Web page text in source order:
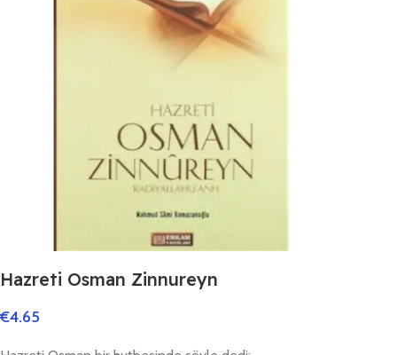
Hazreti Osman Zinnureyn
€4.65